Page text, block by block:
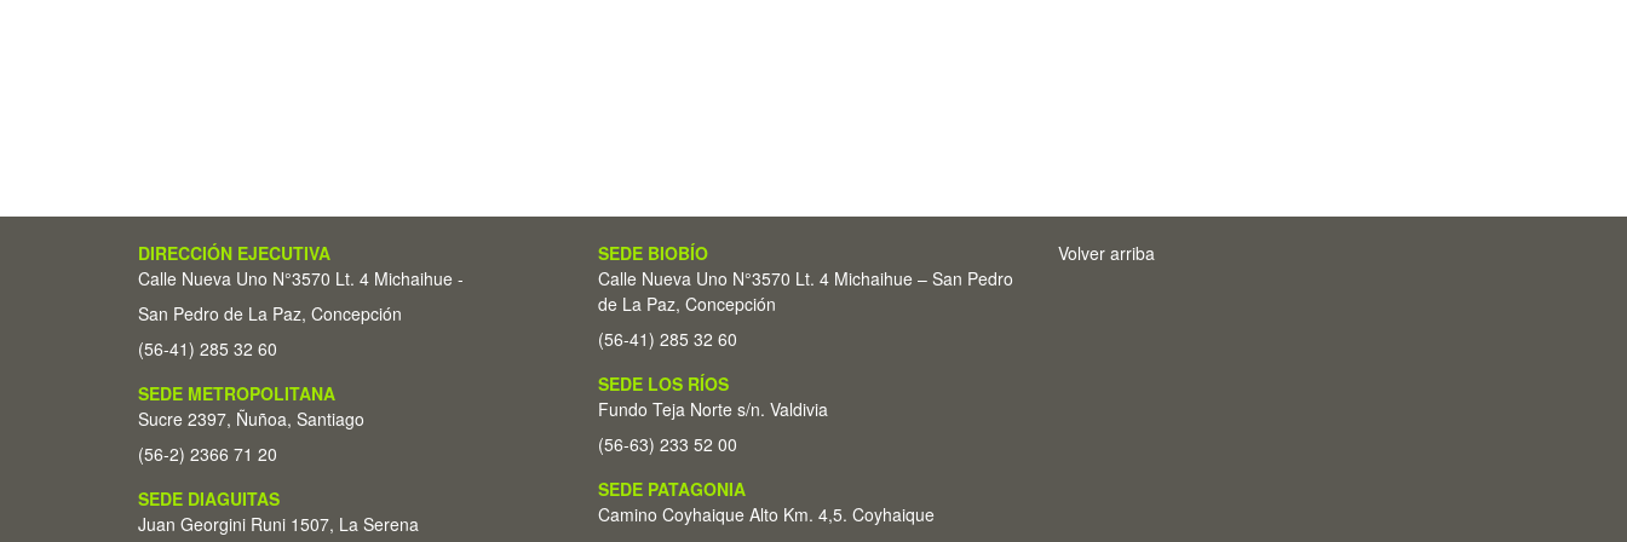
DIRECCIÓN EJECUTIVA
Calle Nueva Uno N°3570 Lt. 4 Michaihue -
San Pedro de La Paz, Concepción
(56-41) 285 32 60
SEDE METROPOLITANA
Sucre 2397, Ñuñoa, Santiago
(56-2) 2366 71 20
SEDE DIAGUITAS
Juan Georgini Runi 1507, La Serena
SEDE BIOBÍO
Calle Nueva Uno N°3570 Lt. 4 Michaihue – San Pedro
de La Paz, Concepción
(56-41) 285 32 60
SEDE LOS RÍOS
Fundo Teja Norte s/n. Valdivia
(56-63) 233 52 00
SEDE PATAGONIA
Camino Coyhaique Alto Km. 4,5. Coyhaique
Volver arriba